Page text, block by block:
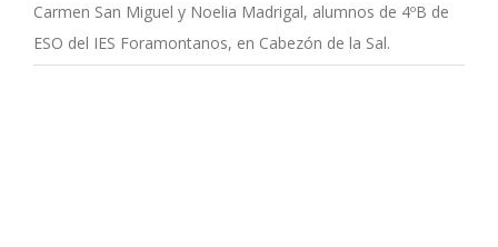
Carmen San Miguel y Noelia Madrigal, alumnos de 4ºB de
ESO del IES Foramontanos, en Cabezón de la Sal.